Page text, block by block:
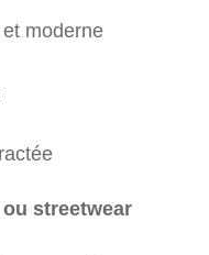
moderne
streetwear